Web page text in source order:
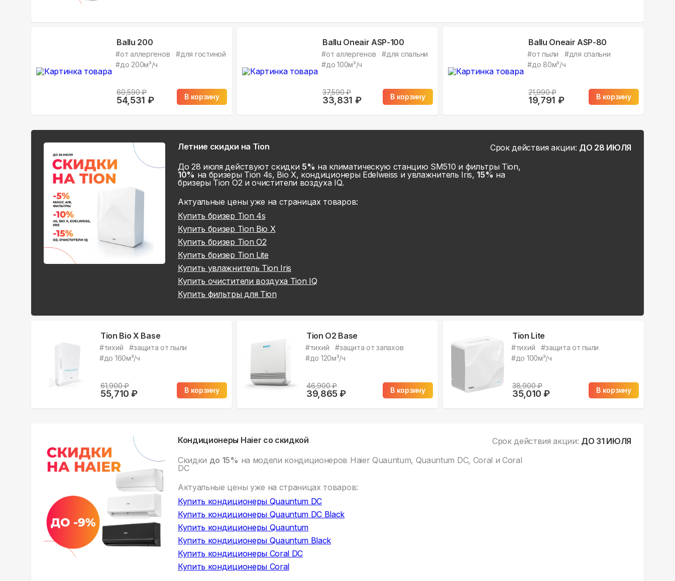
Ballu 200
#от аллергенов #для гостиной
#до 200м³/ч
60,590₽
54,531 ₽ В корзину
Ballu Oneair ASP-100
#от аллергенов #для спальни
#до 100м³/ч
37,590₽
33,831 ₽ В корзину
Ballu Oneair ASP-80
#от пыли #для спальни
#до 80м³/ч
21,990₽
19,791 ₽ В корзину
Летние скидки на Tion Срок действия акции: ДО 28 ИЮЛЯ
До 28 июля действуют скидки 5% на климатическую станцию SM510 и фильтры Tion,
10% на бризеры Tion 4s, Bio X, кондиционеры Edelweiss и увлажнитель Iris, 15% на
бризеры Tion O2 и очистители воздуха IQ.
Актуальные цены уже на страницах товаров:
Купить бризер Tion 4s
Купить бризер Tion Bio X
Купить бризер Tion O2
Купить бризер Tion Lite
Купить увлажнитель Tion Iris
Купить очистители воздуха Tion IQ
Купить фильтры для Tion
Tion Bio X Base
#тихий #защита от пыли
#до 160м³/ч
61,900₽
55,710 ₽ В корзину
Tion O2 Base
#тихий #защита от запахов
#до 120м³/ч
46,900₽
39,865₽ В корзину
Tion Lite
#тихий #защита от пыли
#до 100м³/ч
38,900₽
35,010 ₽ В корзину
Кондиционеры Haier со скидкой Срок действия акции: ДО 31 ИЮЛЯ
Скидки до 15% на модели кондиционеров Haier Quauntum, Quauntum DC, Coral и Coral
DC
Актуальные цены уже на страницах товаров:
Купить кондиционеры Quauntum DC
Купить кондиционеры Quauntum DC Black
Купить кондиционеры Quauntum
Купить кондиционеры Quauntum Black
Купить кондиционеры Coral DC
Купить кондиционеры Coral